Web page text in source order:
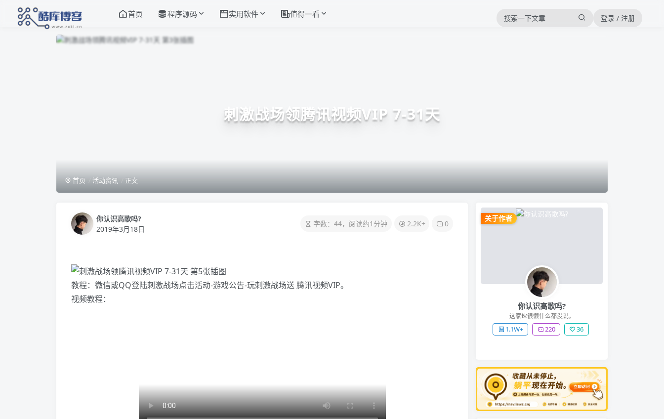
首页 程序源码 实用软件 值得一看 登录 / 注册
刺激战场领腾讯视频VIP 7-31天
首页 活动资讯 正文
你认识高歌吗?
2019年3月18日
字数：44，阅读约1分钟 2.2K+ 0
教程：微信或QQ登陆刺激战场点击活动-游戏公告-玩刺激战场送 腾讯视频VIP。
视频教程：
关于作者
你认识高歌吗?
这家伙很懒什么都没说。
1.1W+ 220 36